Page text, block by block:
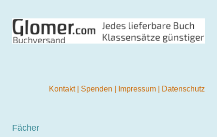
Kontakt Spenden Impressum Datenschutz
Fächer